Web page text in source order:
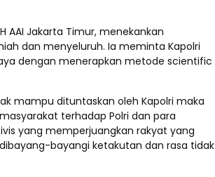
AAI Jakarta Timur, menekankan
dan menyeluruh. Ia meminta Kapolri
dengan menerapkan metode scientific
mampu dituntaskan oleh Kapolri maka
terhadap Polri dan para
yang memperjuangkan rakyat yang
bayangi ketakutan dan rasa tidak